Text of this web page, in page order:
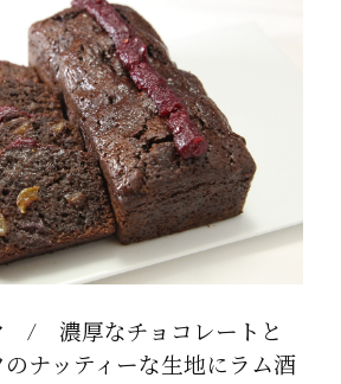
/ 濃厚なチョコレートと
ナッティーな生地にラム酒